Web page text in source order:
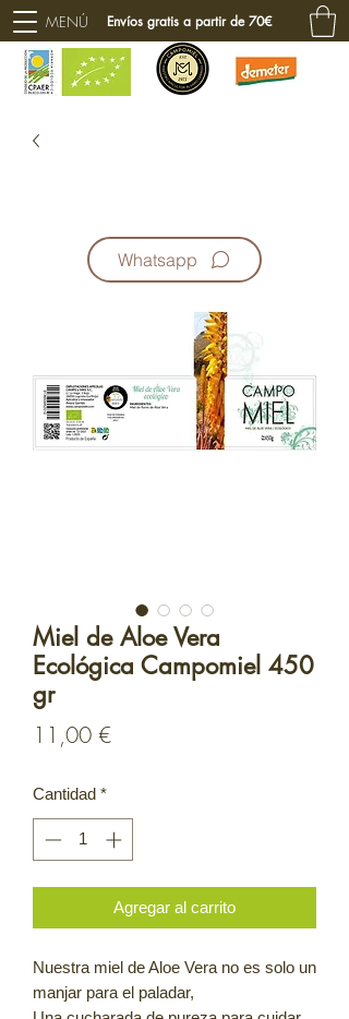
MENÚ Envíos gratis a partir de 70€
Whatsapp
Miel de Aloe Vera
Ecológica Campomiel 450
gr
11,00 €Precio
Cantidad *
Agregar al carrito
Nuestra miel de Aloe Vera no es solo un
manjar para el paladar,